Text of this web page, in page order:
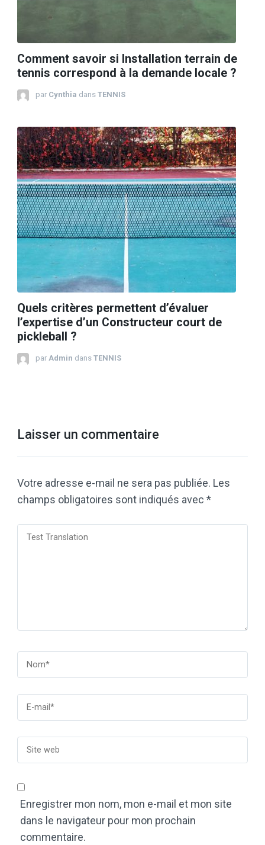
Comment savoir si Installation terrain de
tennis correspond à la demande locale ?
par Cynthia dans TENNIS
Quels critères permettent d’évaluer
l’expertise d’un Constructeur court de
pickleball ?
par Admin dans TENNIS
Laisser un commentaire
Votre adresse e-mail ne sera pas publiée. Les
champs obligatoires sont indiqués avec *
Enregistrer mon nom, mon e-mail et mon site
dans le navigateur pour mon prochain
commentaire.